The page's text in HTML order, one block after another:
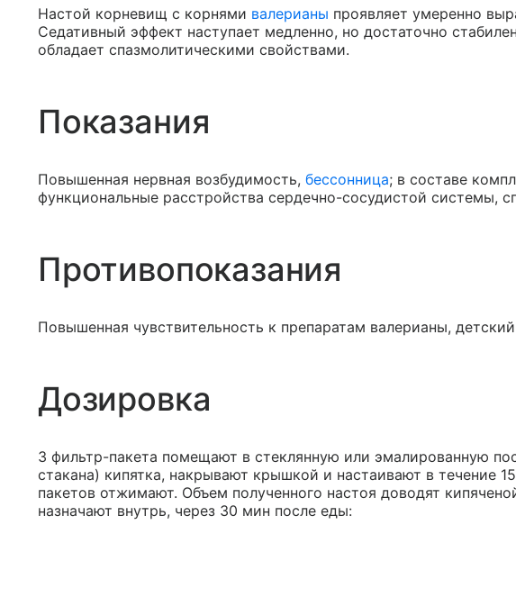
Настой корневищ с корнями валерианы проявляет умеренно
Седативный эффект наступает медленно, но достаточно
обладает спазмолитическими свойствами.
Показания
Повышенная нервная возбудимость, бессонница; в составе
функциональные расстройства сердечно-сосудистой системы,
Противопоказания
Повышенная чувствительность к препаратам валерианы,
Дозировка
3 фильтр-пакета помещают в стеклянную или эмалированную
стакана) кипятка, накрывают крышкой и настаивают в течение
пакетов отжимают. Объем полученного настоя доводят
назначают внутрь, через 30 мин после еды: